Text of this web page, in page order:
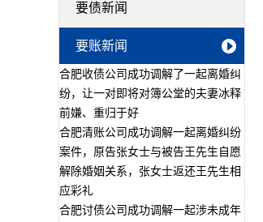
要债新闻
要账新闻
合肥收债公司成功调解了一起离婚纠
纷，让一对即将对簿公堂的夫妻冰释
前嫌、重归于好
合肥清账公司成功调解一起离婚纠纷
案件，原告张女士与被告王先生自愿
解除婚姻关系，张女士返还王先生相
应彩礼
合肥讨债公司成功调解一起涉未成年